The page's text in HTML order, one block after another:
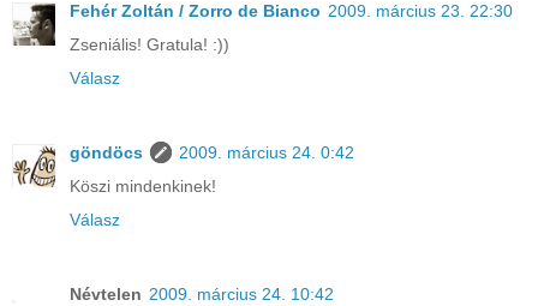
Fehér Zoltán / Zorro de Bianco 2009. március 23. 22:30
Zseniális! Gratula! :))
Válasz
göndöcs
2009. március 24. 0:42
Köszi mindenkinek!
Válasz
Névtelen 2009. március 24. 10:42